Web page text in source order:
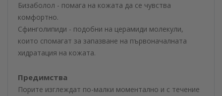
Бизаболол - помага на кожата да се чувства
комфортно.
Сфинголипиди - подобни на церамиди молекули,
които спомагат за запазване на първоначалната
хидратация на кожата.
Предимства
Порите изглеждат по-малки моментално и с течение